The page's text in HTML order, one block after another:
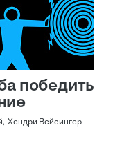
победить
Хендри Вейсингер